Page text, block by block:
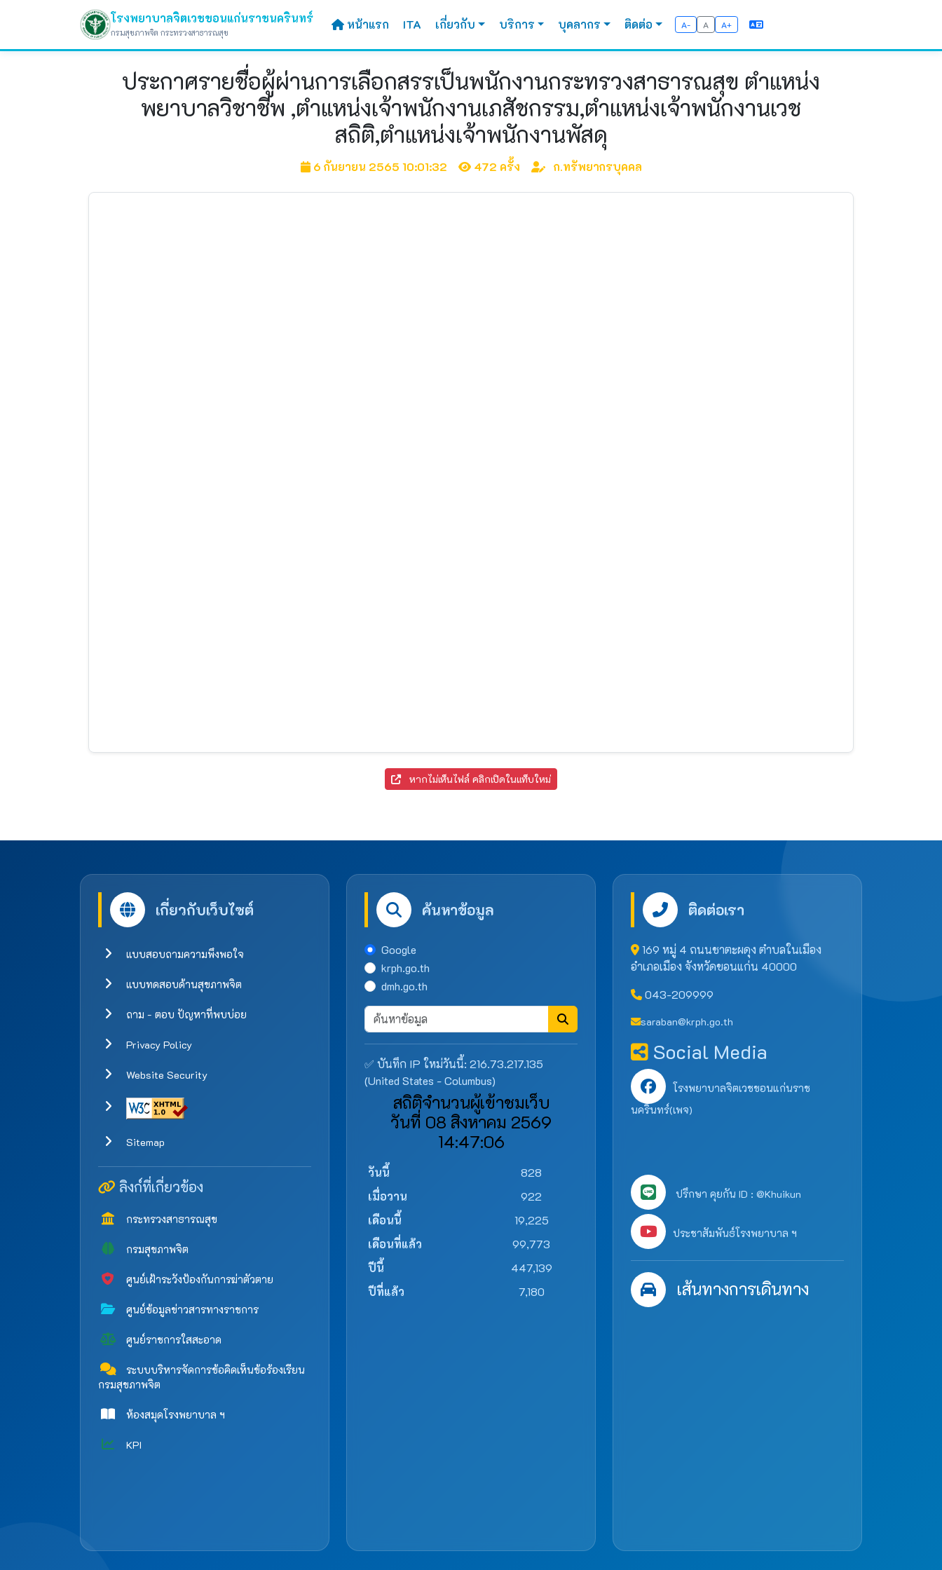
โรงพยาบาลจิตเวชขอนแก่นราชนครินทร์
กรมสุขภาพจิต กระทรวงสาธารณสุข
หน้าแรก ITA เกี่ยวกับ บริการ บุคลากร ติดต่อ A- A A+
ประกาศรายชื่อผู้ผ่านการเลือกสรรเป็นพนักงานกระทรวงสาธารณสุข ตำแหน่ง
พยาบาลวิชาชีพ ,ตำแหน่งเจ้าพนักงานเภสัชกรรม,ตำแหน่งเจ้าพนักงานเวช
สถิติ,ตำแหน่งเจ้าพนักงานพัสดุ
6 กันยายน 2565 10:01:32 472 ครั้ง ก.ทรัพยากรบุคคล
หากไม่เห็นไฟล์ คลิกเปิดในแท็บใหม่
เกี่ยวกับเว็บไซต์
แบบสอบถามความพึงพอใจ
แบบทดสอบด้านสุขภาพจิต
ถาม - ตอบ ปัญหาที่พบบ่อย
Privacy Policy
Website Security
Sitemap
ลิงก์ที่เกี่ยวข้อง
กระทรวงสาธารณสุข
กรมสุขภาพจิต
ศูนย์เฝ้าระวังป้องกันการฆ่าตัวตาย
ศูนย์ข้อมูลข่าวสารทางราชการ
ศูนย์ราชการใสสะอาด
ระบบบริหารจัดการข้อคิดเห็นข้อร้องเรียน
กรมสุขภาพจิต
ห้องสมุดโรงพยาบาล ฯ
KPI
ค้นหาข้อมูล
Google
krph.go.th
dmh.go.th
✅ บันทึก IP ใหม่วันนี้: 216.73.217.135
(United States - Columbus)
สถิติจำนวนผู้เข้าชมเว็บ
วันที่ 08 สิงหาคม 2569
14:47:06
วันนี้
828
เมื่อวาน
922
เดือนนี้
19,225
เดือนที่แล้ว
99,773
ปีนี้
447,139
ปีที่แล้ว
7,180
ติดต่อเรา
169 หมู่ 4 ถนนชาตะผดุง ตำบลในเมือง
อำเภอเมือง จังหวัดขอนแก่น 40000
043-209999
saraban@krph.go.th
Social Media
โรงพยาบาลจิตเวชขอนแก่นราช
นครินทร์(เพจ)
ปรึกษา คุยกัน ID : @Khuikun
ประชาสัมพันธ์โรงพยาบาล ฯ
เส้นทางการเดินทาง